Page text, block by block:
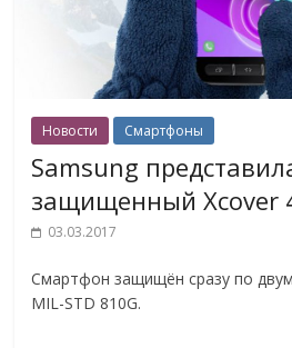
Новости Смартфоны
Samsung
защищенный Xcover
03.03.2017
Смартфон защищён сразу по
MIL-STD 810G.